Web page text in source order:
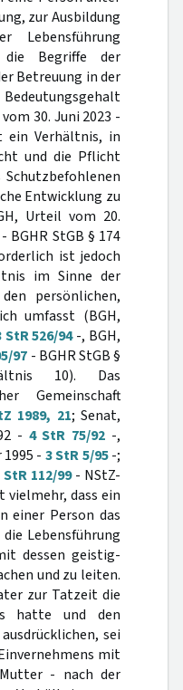
zur Ausbildung
Begriffe der
Betreuung in der
30. Juni 2023 -
ein Verhältnis, in
und die Pflicht
Entwicklung zu
Urteil vom 20.
- BGHR StGB § 174
ist jedoch
im Sinne der
persönlichen,
umfasst (BGH,
StR 526/94-, BGH,
97 - BGHR StGB §
10). Das
Gemeinschaft
1989, 21; Senat,
- 4 StR 75/92 -,
- 3 StR 5/95-;
StR 112/99- NStZ-
vielmehr, dass ein
einer Person das
Lebensführung
dessen geistig-
und zu leiten.
zur Tatzeit die
hatte und den
sei
mit
- nach der